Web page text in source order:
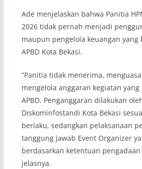
Ade menjelaskan bahwa Panitia
2026 tidak pernah menjadi
maupun pengelola keuangan
APBD Kota Bekasi.
“Panitia tidak menerima,
mengelola anggaran kegiatan
APBD. Penganggaran dilakukan
Diskominfostandi Kota Bekasi
berlaku, sedangkan pelaksanaan
tanggung jawab Event Organizer
berdasarkan ketentuan
jelasnya.